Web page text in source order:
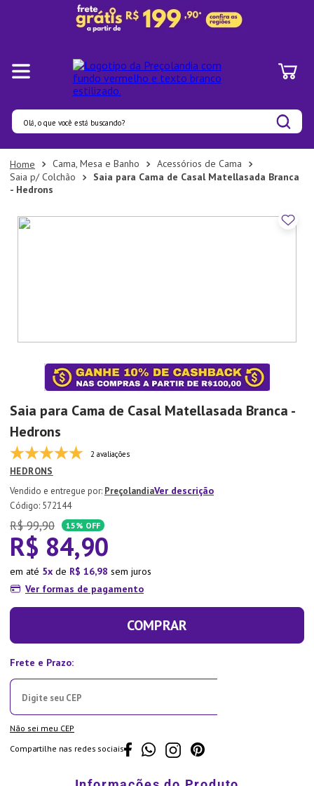
Olá, o que você está buscando?
Cama, Mesa e Banho
Acessórios de Cama
Saia p/ Colchão
Saia para Cama de Casal Matellasada Branca
- Hedrons
Saia para Cama de Casal Matellasada Branca -
Hedrons
2 avaliações
HEDRONS
PreçolandiaVer descrição
: 572144
R$ 99,90 15% OFF
R$ 84,90
em até 5 de R$ 16,98 sem juros
Ver formas de pagamento
COMPRAR
Não sei meu CEP
Compartilhe nas redes sociais
Termos mais buscados
1º
Panelas
3
Tapete